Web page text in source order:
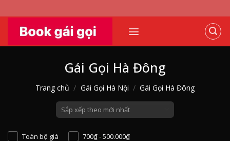
content
Gái Gọi Hà Đông
Trang chủ / Gái Gọi Hà Nội / Gái Gọi Hà Đông
Toàn bộ giá 700₫-500.000₫